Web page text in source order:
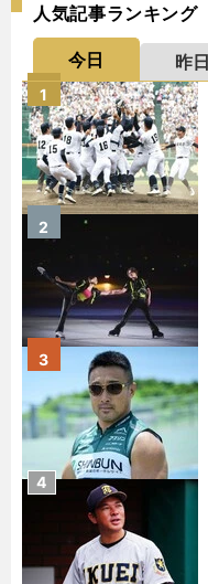
人気記事ランキング
今日 昨日
1
2
3
4